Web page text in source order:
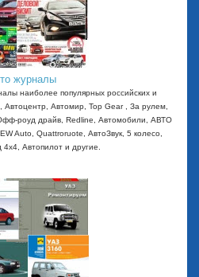
журналы
наиболее популярных российских и
Автомир, Top Gear , За рулем,
роуд драйв, Redline, Автомобили, АВТО
Auto, Quattroruote, АвтоЗвук, 5 колесо,
Автопилот и другие.